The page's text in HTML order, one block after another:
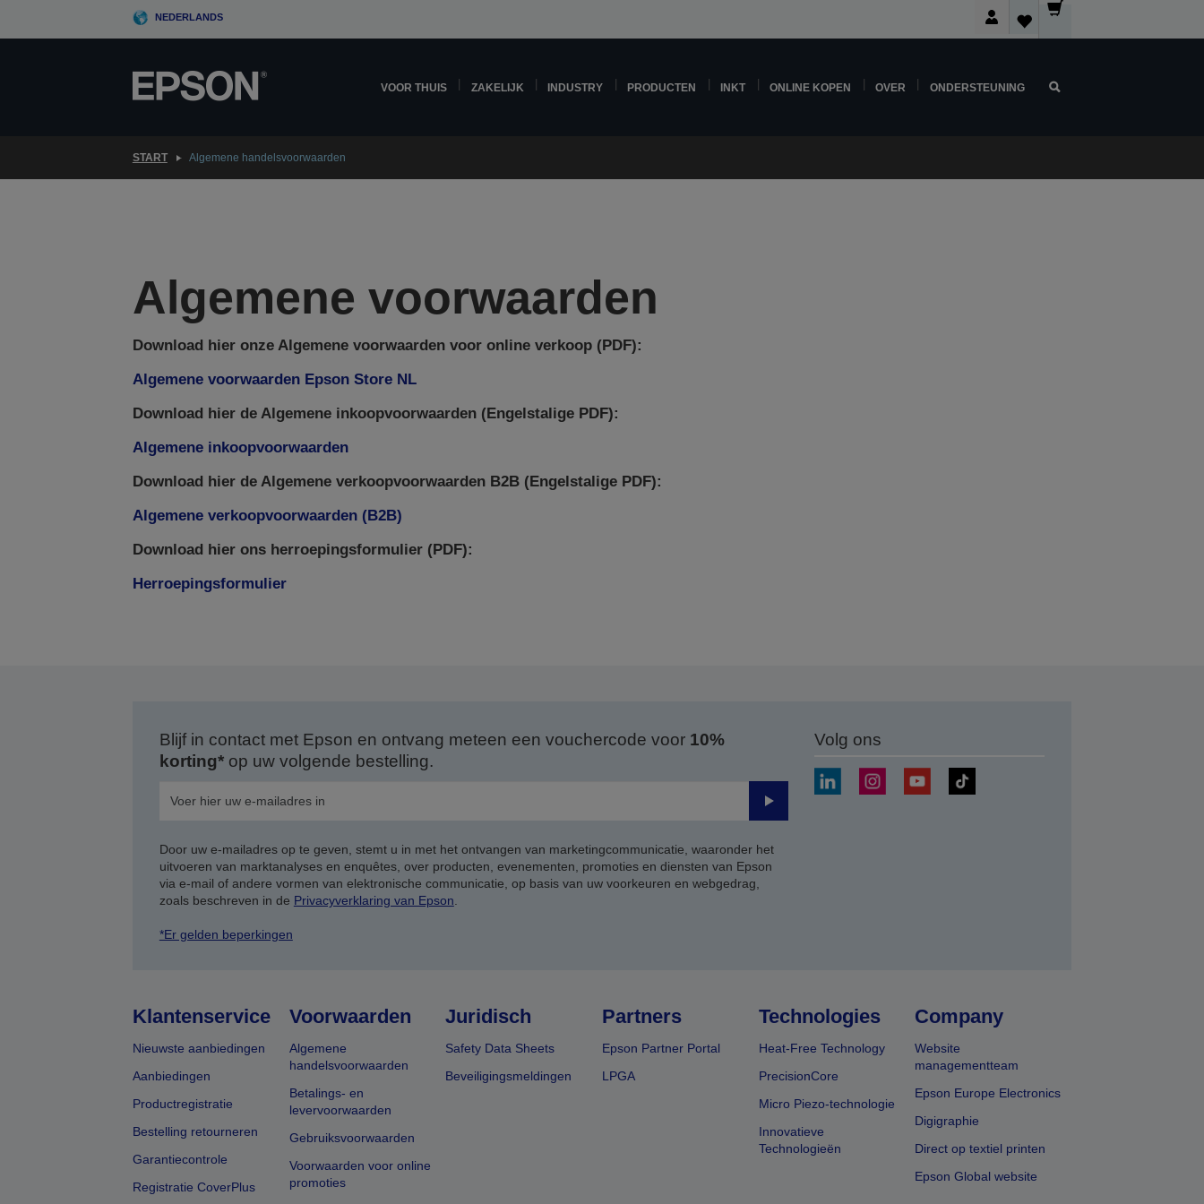
NEDERLANDS
VOOR THUIS ZAKELIJK INDUSTRY PRODUCTEN INKT ONLINE KOPEN OVER ONDERSTEUNING
START Algemene handelsvoorwaarden
Algemene voorwaarden
Download hier onze Algemene voorwaarden voor online verkoop (PDF):
Algemene voorwaarden Epson Store NL
Download hier de Algemene inkoopvoorwaarden (Engelstalige PDF):
Algemene inkoopvoorwaarden
Download hier de Algemene verkoopvoorwaarden B2B (Engelstalige PDF):
Algemene verkoopvoorwaarden (B2B)
Download hier ons herroepingsformulier (PDF):
Herroepingsformulier
Blijf in contact met Epson en ontvang meteen een vouchercode voor 10%
korting*op uw volgende bestelling.
Verzenden
Door uw e-mailadres op te geven, stemt u in met het ontvangen van marketingcommunicatie, waaronder het
uitvoeren van marktanalyses en enquêtes, over producten, evenementen, promoties en diensten van Epson
via e-mail of andere vormen van elektronische communicatie, op basis van uw voorkeuren en webgedrag,
zoals beschreven in de Privacyverklaring van Epson
*Er gelden beperkingen
Volg ons
Klantenservice
Nieuwste aanbiedingen
Aanbiedingen
Productregistratie
Bestelling retourneren
Garantiecontrole
Registratie CoverPlus
Voorwaarden
Algemene
handelsvoorwaarden
Betalings- en
levervoorwaarden
Gebruiksvoorwaarden
Voorwaarden voor online
promoties
Juridisch
Safety Data Sheets
Beveiligingsmeldingen
Partners
Epson Partner Portal
LPGA
Technologies
Heat-Free Technology
PrecisionCore
Micro Piezo-technologie
Innovatieve
Technologieën
Company
Website
managementteam
Epson Europe Electronics
Digigraphie
Direct op textiel printen
Epson Global website